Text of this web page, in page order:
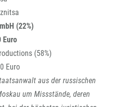
(22%)
Euro
(58%)
Euro
aus der russischen
um Missstände, deren